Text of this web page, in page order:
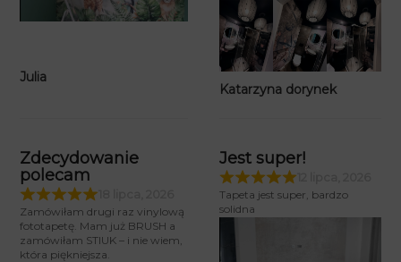
Julia
Katarzyna dorynek
Zdecydowanie
polecam
Zamówiłam drugi raz vinylową
fototapetę. Mam już BRUSH a
zamówiłam STIUK – i nie wiem,
która piękniejsza.
Jest super!
Tapeta jest super, bardzo
solidna